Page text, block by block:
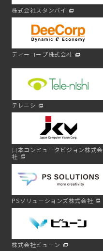
株式会社スタンバイ
ディーコープ株式会社
テレニシ
日本コンピュータビジョン株式会
社
PSソリューションズ株式会社
株式会社ビューン